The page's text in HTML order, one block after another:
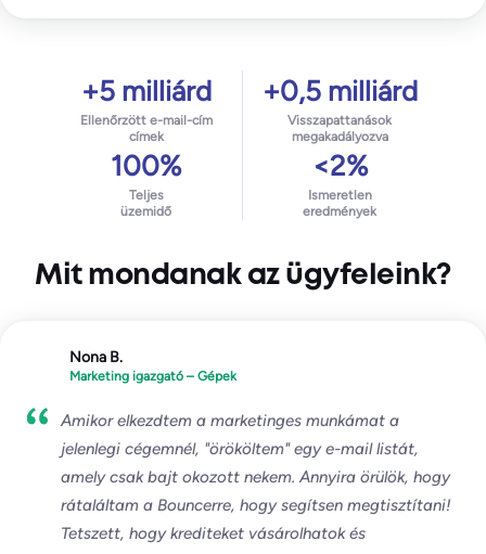
+5 milliárd
Ellenőrzött e-mail-cím
címek
+0,5 milliárd
Visszapattanások
megakadályozva
100%
Teljes
üzemidő
<2%
Ismeretlen
eredmények
Mit mondanak az ügyfeleink?
Nona B.
Marketing igazgató – Gépek
Amikor elkezdtem a marketinges munkámat a
jelenlegi cégemnél, "örököltem" egy e-mail listát,
amely csak bajt okozott nekem. Annyira örülök, hogy
rátaláltam a Bouncerre, hogy segítsen megtisztítani!
Tetszett, hogy krediteket vásárolhatok és